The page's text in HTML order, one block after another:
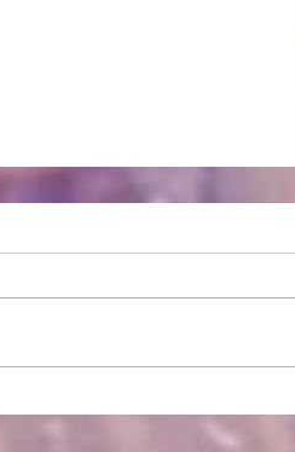
2022 en Matucana 100.